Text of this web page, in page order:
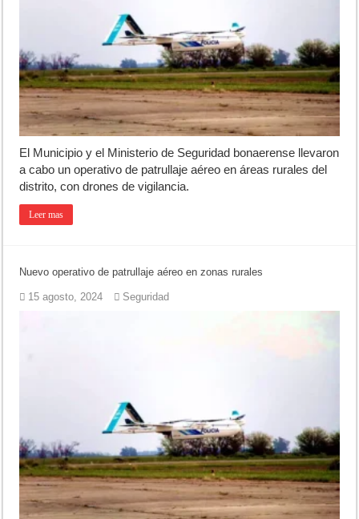
Opinión: Buscando una mejor educación ambiental
Cédulas de identidad: residentes uruguayos avanzan con su
El Municipio y el Ministerio de Seguridad bonaerense llevaron
a cabo un operativo de patrullaje aéreo en áreas rurales del
distrito, con drones de vigilancia.
Leer mas
Nuevo operativo de patrullaje aéreo en zonas rurales
15 agosto, 2024 Seguridad